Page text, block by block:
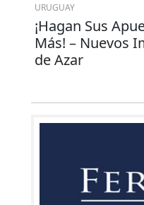
URUGUAY
¡Hagan Sus
Más! – Nuevos
de Azar